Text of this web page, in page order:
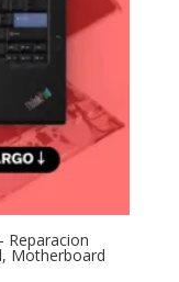
Reparacion
Motherboard